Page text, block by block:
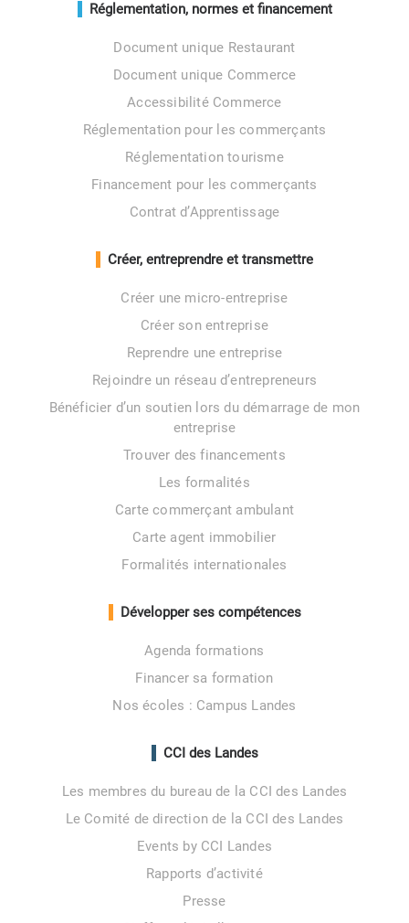
Réglementation, normes et financement
Document unique Restaurant
Document unique Commerce
Accessibilité Commerce
Réglementation pour les commerçants
Réglementation tourisme
Financement pour les commerçants
Contrat d’Apprentissage
Créer, entreprendre et transmettre
Créer une micro-entreprise
Créer son entreprise
Reprendre une entreprise
Rejoindre un réseau d’entrepreneurs
Bénéficier d’un soutien lors du démarrage de mon
entreprise
Trouver des financements
Les formalités
Carte commerçant ambulant
Carte agent immobilier
Formalités internationales
Développer ses compétences
Agenda formations
Financer sa formation
Nos écoles : Campus Landes
CCI des Landes
Les membres du bureau de la CCI des Landes
Le Comité de direction de la CCI des Landes
Events by CCI Landes
Rapports d’activité
Presse